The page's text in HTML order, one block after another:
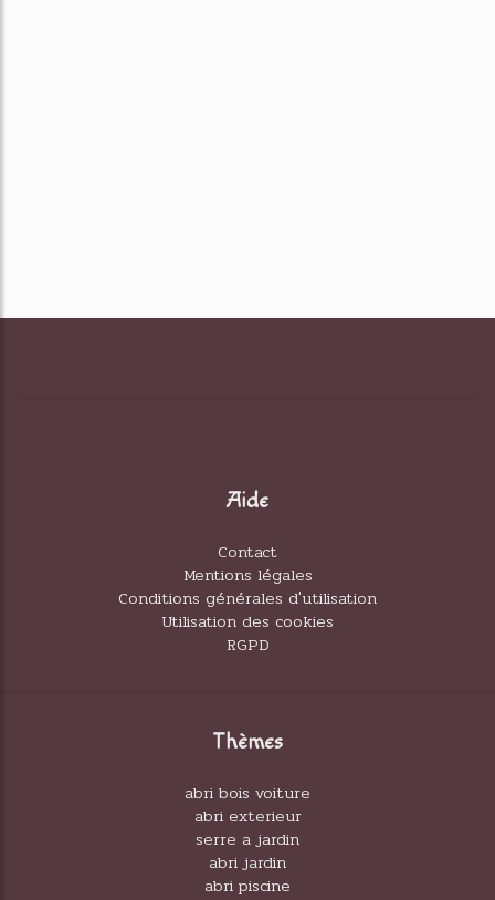
Aide
Contact
Mentions légales
Conditions générales d'utilisation
Utilisation des cookies
RGPD
Thèmes
abri bois voiture
abri exterieur
serre a jardin
abri jardin
abri piscine